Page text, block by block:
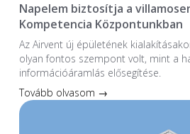
Napelem biztosítja a
Kompetencia Központunkban
Az Airvent új épületének
olyan fontos szempont volt, mint a
információáramlás elősegítése.
Tovább olvasom →